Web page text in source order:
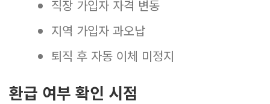
직장 가입자 자격 변동
지역 가입자 과오납
퇴직 후 자동 이체 미정지
환급 여부 확인 시점